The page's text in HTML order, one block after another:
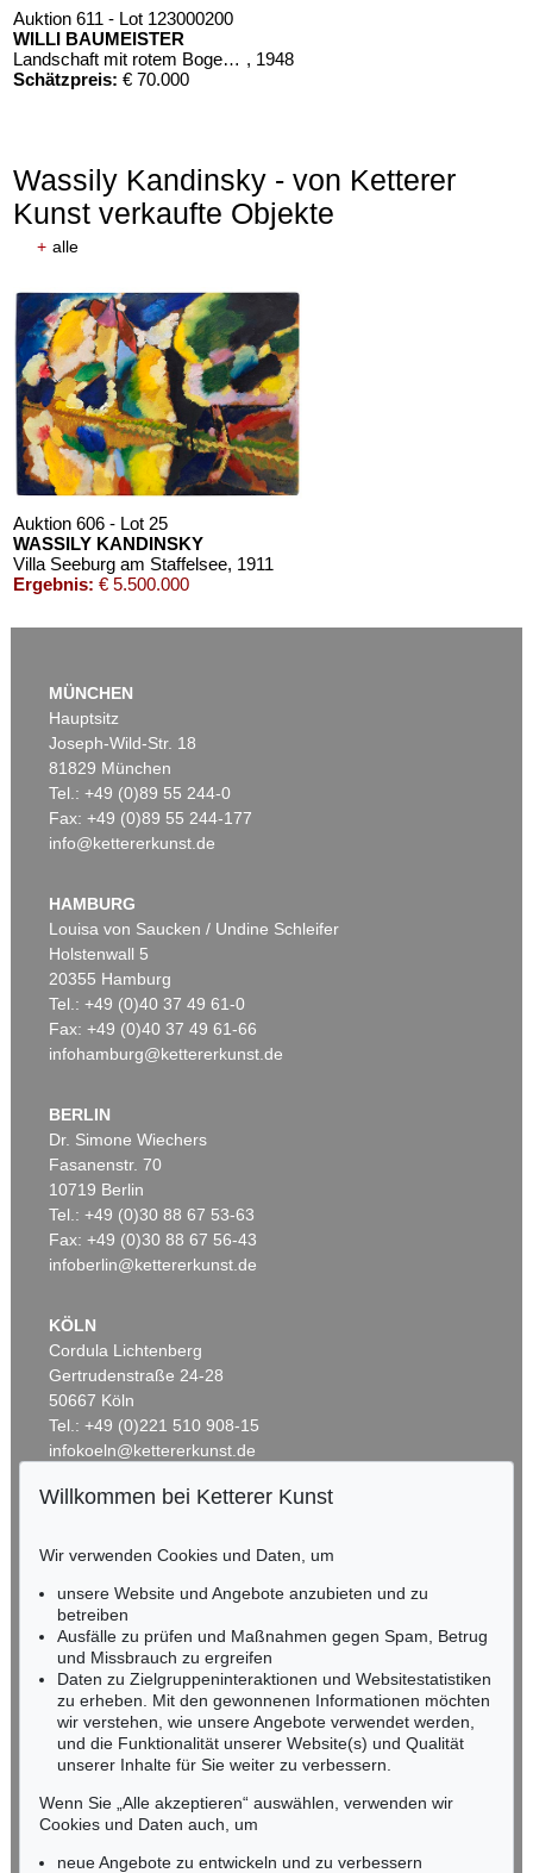
Auktion 611 - Lot 123000200
WILLI BAUMEISTER
Landschaft mit rotem Bogen (Sommerfest) , 1948
Schätzpreis: € 70.000
Auktion 610 - Lot 426000268
MARC CHAGALL
Schätzpreis:€ 3.000
LYONEL FEININGER
Alte Seebären
Schätzpreis:
Auktion 610 - Lot 426000315
MARC CHAGALL
Le Coq rouge, 1957
Schätzpreis:€ 1.800
Auktion 610 - Lot 426000372
HERMANN MAX PECHSTEIN
Reisebilder, 1919
Schätzpreis:€ 1.600
Auktion 610 - Lot 426000322
MARC CHAGALL
Chagall Lithographe. Bde. 1-3 , 1960
Schätzpreis:€ 1.000
Wassily Kandinsky - von Ketterer
Kunst verkaufte Objekte
+ alle
Auktion 606 - Lot 25
WASSILY KANDINSKY
Villa Seeburg am Staffelsee, 1911
Ergebnis: € 5.500.000
Auktion 545 - Lot 43
Ergebnis:€ 3.920.000
Auktion 600 - Lot 61
WASSILY KANDINSKY
Behauptend, 1926
Ergebnis:€ 3.135.000
Auktion 415 - Lot 347
Ergebnis:€ 1.320.000
Auktion 520 - Lot 376
Ergebnis:€ 1.105.000
Auktion 560 - Lot 8
Friedlich, 1930
Auktion 432 - Lot 338
Kleines Warm , 1928
MÜNCHEN
Hauptsitz
Joseph-Wild-Str. 18
81829 München
Tel.: +49 (0)89 55 244-0
Fax: +49 (0)89 55 244-177
info@kettererkunst.de
HAMBURG
Louisa von Saucken / Undine Schleifer
Holstenwall 5
20355 Hamburg
Tel.: +49 (0)40 37 49 61-0
Fax: +49 (0)40 37 49 61-66
infohamburg@kettererkunst.de
BERLIN
Dr. Simone Wiechers
Fasanenstr. 70
10719 Berlin
Tel.: +49 (0)30 88 67 53-63
Fax: +49 (0)30 88 67 56-43
infoberlin@kettererkunst.de
KÖLN
Cordula Lichtenberg
Gertrudenstraße 24-28
50667 Köln
Tel.: +49 (0)221 510 908-15
infokoeln@kettererkunst.de
RHEINLAND-PFALZ
Miriam Heß
Tel.: +49 (0)62 21 58 80-038
Fax: +49 (0)62 21 58 80-595
infoheidelberg@kettererkunst.de
NORDDEUTSCHLAND
Nico Kassel, M.A.
Tel.: +49 (0)89 55244-164
Mobil: +49 (0)171 8618661
n.kassel@kettererkunst.de
Willkommen bei Ketterer Kunst
Wir verwenden Cookies und Daten, um
unsere Website und Angebote anzubieten und zu
betreiben
Ausfälle zu prüfen und Maßnahmen gegen Spam, Betrug
und Missbrauch zu ergreifen
Daten zu Zielgruppeninteraktionen und Websitestatistiken
zu erheben. Mit den gewonnenen Informationen möchten
wir verstehen, wie unsere Angebote verwendet werden,
und die Funktionalität unserer Website(s) und Qualität
unserer Inhalte für Sie weiter zu verbessern.
Wenn Sie „Alle akzeptieren“ auswählen, verwenden wir
Cookies und Daten auch, um
neue Angebote zu entwickeln und zu verbessern